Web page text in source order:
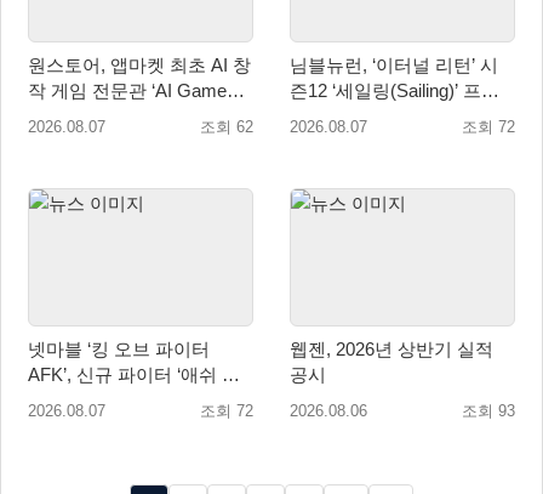
원스토어, 앱마켓 최초 AI 창
작 게임 전문관 ‘AI Games’
오픈
2026.08.07 조회 62
님블뉴런, ‘이터널 리턴’ 시
즌12 ‘세일링(Sailing)’ 프리
시즌 시작
2026.08.07 조회 72
넷마블 ‘킹 오브 파이터
AFK’, 신규 파이터 ‘애쉬 크
림존’ 업데이트
2026.08.07 조회 72
웹젠, 2026년 상반기 실적
공시
2026.08.06 조회 93